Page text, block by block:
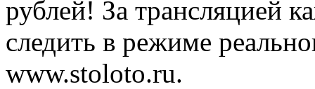
рублей! За трансляцией
следить в режиме
www.stoloto.ru.